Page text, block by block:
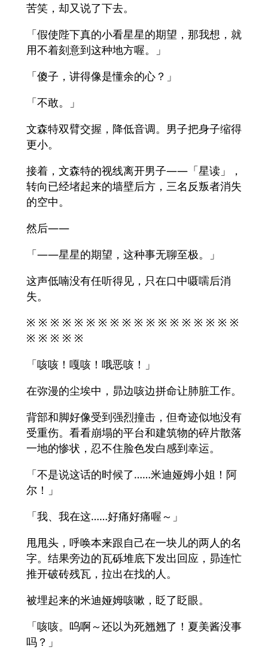
苦笑，却又说了下去。
「假使陛下真的小看星星的期望，那我想，就
用不着刻意到这种地方喔。」
「傻子，讲得像是懂余的心？」
「不敢。」
文森特双臂交握，降低音调。男子把身子缩得
更小。
接着，文森特的视线离开男子——「星读」，
转向已经堵起来的墙壁后方，三名反叛者消失
的空中。
然后——
「——星星的期望，这种事无聊至极。」
这声低喃没有任听得见，只在口中嗫嚅后消
失。
※ ※ ※ ※ ※ ※ ※ ※ ※ ※ ※ ※ ※ ※ ※ ※ ※ ※
※ ※ ※ ※ ※
「咳咳！嘎咳！哦恶咳！」
在弥漫的尘埃中，昴边咳边拼命让肺脏工作。
背部和脚好像受到强烈撞击，但奇迹似地没有
受重伤。看看崩塌的平台和建筑物的碎片散落
一地的惨状，忍不住脸色发白感到幸运。
「不是说这话的时候了……米迪娅姆小姐！阿
尔！」
「我、我在这……好痛好痛喔～」
甩甩头，呼唤本来跟自己在一块儿的两人的名
字。结果旁边的瓦砾堆底下发出回应，昴连忙
推开破砖残瓦，拉出在找的人。
被埋起来的米迪娅姆咳嗽，眨了眨眼。
「咳咳。呜啊～还以为死翘翘了！夏美酱没事
吗？」